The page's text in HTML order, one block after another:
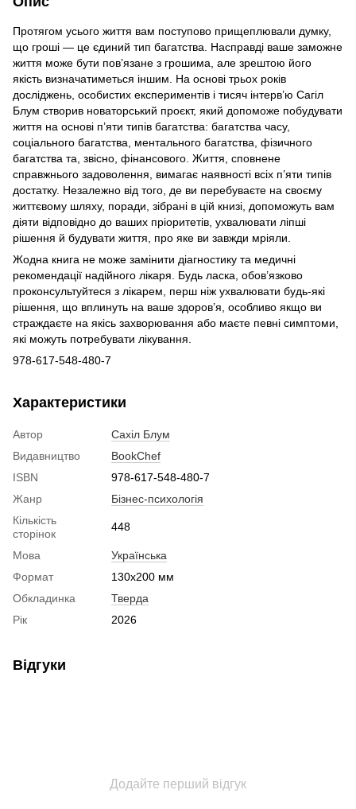
Протягом усього життя вам поступово прищеплювали думку,
що гроші — це єдиний тип багатства. Насправді ваше заможне
життя може бути пов’язане з грошима, але зрештою його
якість визначатиметься іншим. На основі трьох років
досліджень, особистих експериментів і тисяч інтерв’ю Сагіл
Блум створив новаторський проєкт, який допоможе побудувати
життя на основі п’яти типів багатства: багатства часу,
соціального багатства, ментального багатства, фізичного
багатства та, звісно, фінансового. Життя, сповнене
справжнього задоволення, вимагає наявності всіх п’яти типів
достатку. Незалежно від того, де ви перебуваєте на своєму
життєвому шляху, поради, зібрані в цій книзі, допоможуть вам
діяти відповідно до ваших пріоритетів, ухвалювати ліпші
рішення й будувати життя, про яке ви завжди мріяли.
Жодна книга не може замінити діагностику та медичні
рекомендації надійного лікаря. Будь ласка, обов’язково
проконсультуйтеся з лікарем, перш ніж ухвалювати будь-які
рішення, що вплинуть на ваше здоров’я, особливо якщо ви
страждаєте на якісь захворювання або маєте певні симптоми,
які можуть потребувати лікування.
978-617-548-480-7
Характеристики
Автор
Сахіл Блум
Видавництво
BookChef
ISBN
978-617-548-480-7
Жанр
Бізнес-психологія
Кількість
сторінок
448
Мова
Українська
Формат
130x200 мм
Обкладинка
Тверда
Рік
2026
Відгуки
Додайте перший відгук